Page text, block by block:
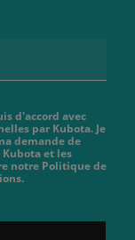
d'accord avec
par Kubota. Je
demande de
et les
notre Politique de